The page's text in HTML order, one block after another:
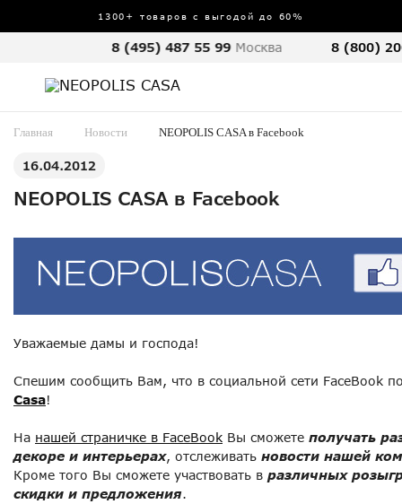
1300+ товаров с выгодой до 60%
8 (495) 487 55 99 Москва 8 (800)
Главная Новости NEOPOLIS CASA в Facebook
16.04.2012
NEOPOLIS CASA в Facebook
Уважаемые дамы и господа!
Спешим сообщить Вам, что в социальной сети FaceBook
Casa!
На нашей страничке в FaceBook Вы сможете получать
декоре и интерьерах, отслеживать новости нашей
Кроме того Вы сможете участвовать в различных
скидки и предложения.